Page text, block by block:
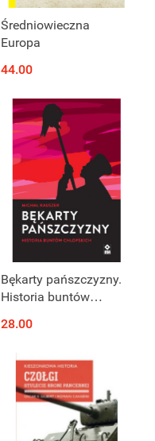
Średniowieczna
Europa
44.00
Produkt niedostępny
Bękarty pańszczyzny.
Historia buntów
28.00